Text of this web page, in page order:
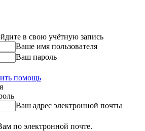
в свою учётную запись
Ваше имя пользователя
Ваш пароль
помощь
Ваш адрес электронной почты
по электронной почте.